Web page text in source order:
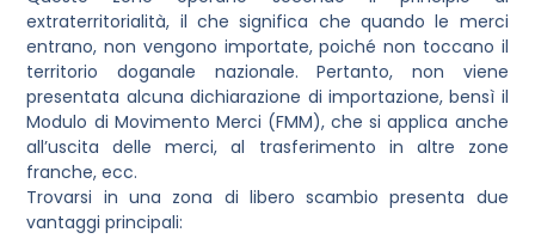
extraterritorialità, il che significa che quando le merci
entrano, non vengono importate, poiché non toccano il
territorio doganale nazionale. Pertanto, non viene
presentata alcuna dichiarazione di importazione, bensì il
Modulo di Movimento Merci (FMM), che si applica anche
all’uscita delle merci, al trasferimento in altre zone
franche, ecc.
Trovarsi in una zona di libero scambio presenta due
vantaggi principali: